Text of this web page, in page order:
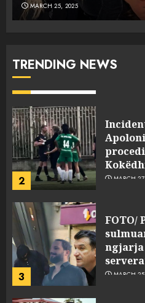
MARCH 25, 2025
TRENDING NEWS
1
pasuri
2 MARCH
ngjarja
MARCH 25,